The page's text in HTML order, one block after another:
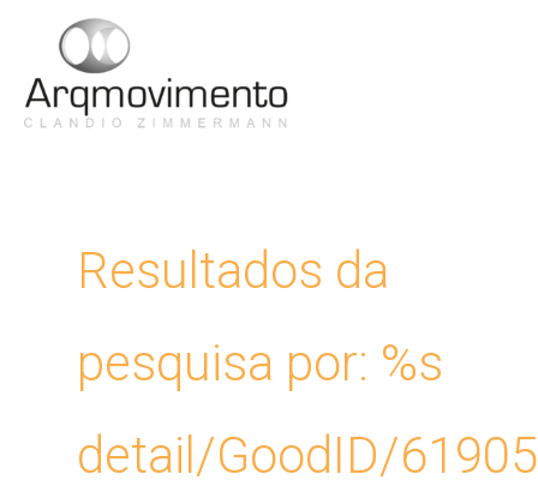
conteúdo
Resultados da
pesquisa por: %s
detail/GoodID/